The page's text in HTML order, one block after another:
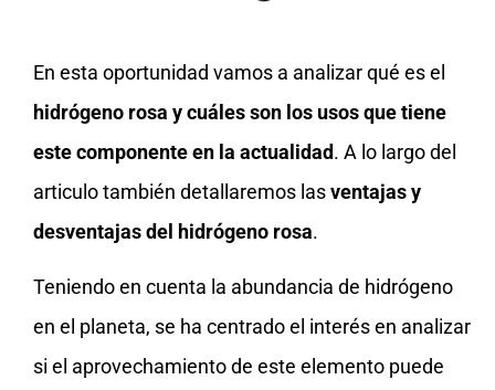
En esta oportunidad vamos a analizar qué es el
hidrógeno rosa y cuáles son los usos que tiene
este componente en la actualidad. A lo largo del
articulo también detallaremos lasventajas y
desventajas del hidrógeno rosa.
Teniendo en cuenta la abundancia de hidrógeno
en el planeta, se ha centrado el interés en analizar
si el aprovechamiento de este elemento puede